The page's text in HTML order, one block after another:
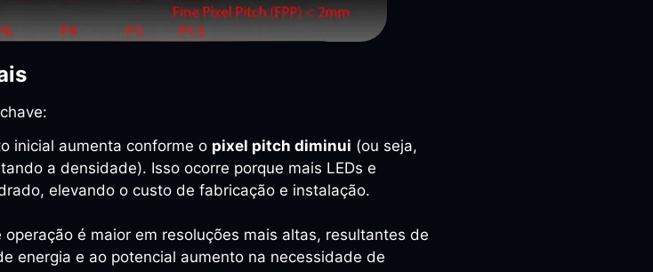
inicial aumenta conforme o pixel pitch diminui (ou seja,
a densidade). Isso ocorre porque mais LEDs e
elevando o custo de fabricação e instalação.
operação é maior em resoluções mais altas, resultantes de
energia e ao potencial aumento na necessidade de